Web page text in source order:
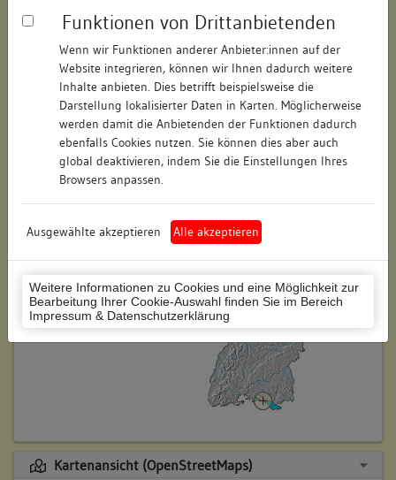
Funktionen von Drittanbietenden
Wenn wir Funktionen anderer Anbieter:innen auf der
Website integrieren, können wir Ihnen dadurch weitere
Inhalte anbieten. Dies betrifft beispielsweise die
Darstellung lokalisierter Daten in Karten. Möglicherweise
werden damit die Anbietenden der Funktionen dadurch
ebenfalls Cookies nutzen. Sie können dies aber auch
global deaktivieren, indem Sie die Einstellungen Ihres
Browsers anpassen.
Ausgewählte akzeptieren Alle akzeptieren
Weitere Informationen zu Cookies und eine Möglichkeit zur
Bearbeitung Ihrer Cookie-Auswahl finden Sie im Bereich
Impressum & Datenschutzerklärung
Postleitzahl: 78426
Stadt-Teilort: Konstanz
Regierungsbezirk: Freiburg
Konstanz (Landkreis)
Wohnplatzschlüssel: 8335043012
Flurstücknummer: keine
Historischer Straßenname: keiner
Lage des Wohnplatzes:
Kartenansicht (OpenStreetMaps)